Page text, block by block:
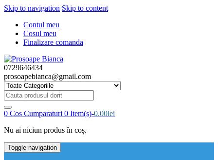
Skip to navigation Skip to content
Contul meu
Cosul meu
Finalizare comanda
0729646434
prosoapebianca@gmail.com
Cauta
produsul
dorit:
0 Cos Cumparaturi 0 Item(s)-0.00lei
Nu ai niciun produs în coș.
Toggle navigation